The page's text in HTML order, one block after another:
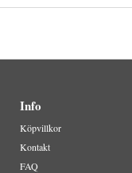
Info
Köpvillkor
Kontakt
FAQ